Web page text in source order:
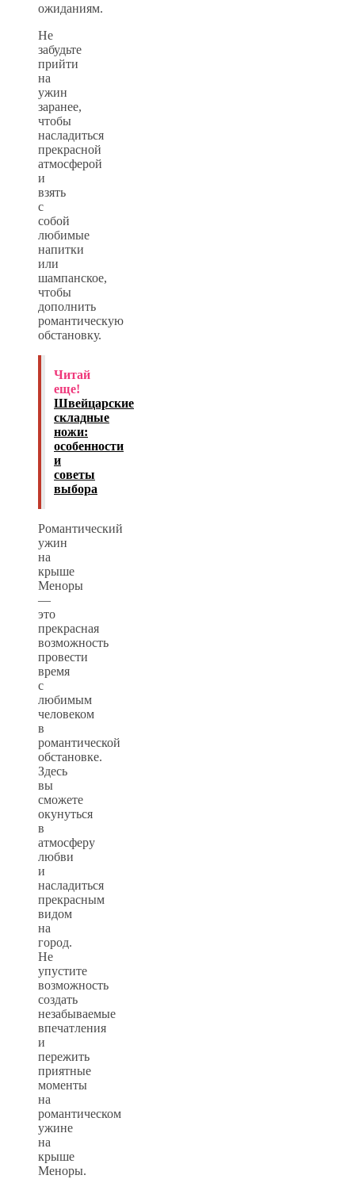
ожиданиям.
Не
забудьте
прийти
на
ужин
заранее,
чтобы
насладиться
прекрасной
атмосферой
и
взять
с
собой
любимые
напитки
или
шампанское,
чтобы
дополнить
романтическую
обстановку.
Читай
еще!
Швейцарские
складные
ножи:
особенности
и
советы
выбора
Романтический
ужин
на
крыше
Меноры
—
это
прекрасная
возможность
провести
время
с
любимым
человеком
в
романтической
обстановке.
Здесь
вы
сможете
окунуться
в
атмосферу
любви
и
насладиться
прекрасным
видом
на
город.
Не
упустите
возможность
создать
незабываемые
впечатления
и
пережить
приятные
моменты
на
романтическом
ужине
на
крыше
Меноры.